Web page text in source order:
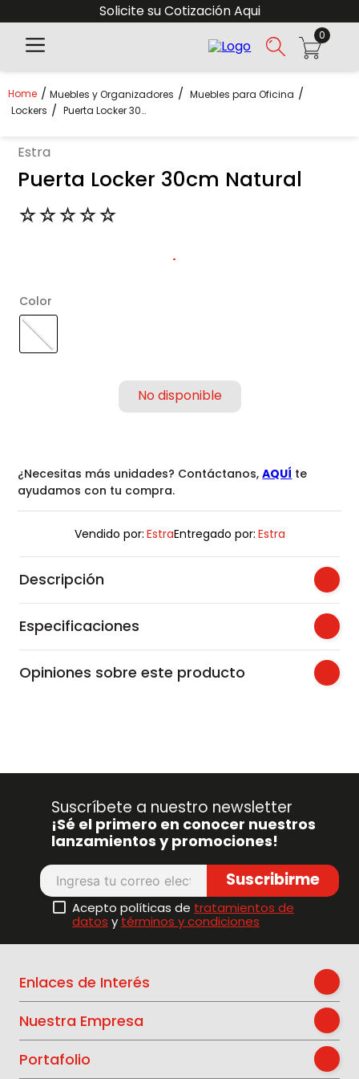
Solicite su Cotización Aqui
0
Muebles y Organizadores
Muebles para Oficina
Lockers
Puerta Locker 30cm Natural
estra
Puerta Locker 30cm Natural
☆☆☆☆☆
Color
¿Necesitas más unidades? Contáctanos,AQUÍ te
ayudamos con tu compra.
Vendido por: EstraEntregado por: Estra
Descripción
Especificaciones
Opiniones sobre este producto
Suscríbete a nuestro newsletter
¡Sé el primero en conocer nuestros
lanzamientos y promociones!
Suscribirme
Acepto políticas de tratamientos de
datos ytérminos y condiciones
Enlaces de Interés
Nuestra Empresa
Portafolio